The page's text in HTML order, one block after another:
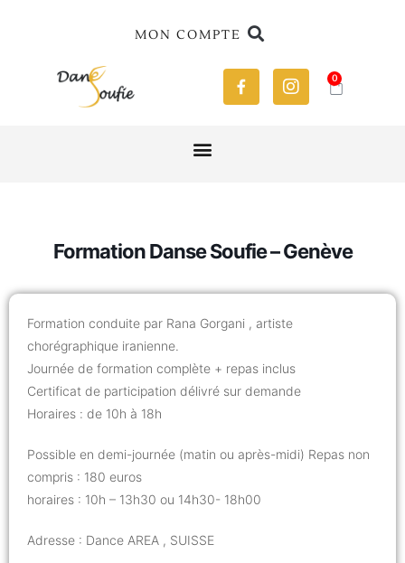
MON COMPTE
0
Formation Danse Soufie – Genève
Formation conduite par Rana Gorgani , artiste
chorégraphique iranienne.
Journée de formation complète + repas inclus
Certificat de participation délivré sur demande
Horaires : de 10h à 18h
Possible en demi-journée (matin ou après-midi) Repas non
compris : 180 euros
horaires : 10h – 13h30 ou 14h30- 18h00
Adresse : Dance AREA , SUISSE